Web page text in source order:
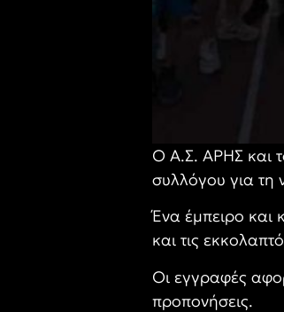
Ο Α.Σ. ΑΡΗΣ και
συλλόγου για τη
Ένα έμπειρο και
και τις
Οι εγγραφές
προπονήσεις.